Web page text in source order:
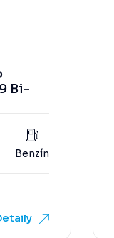
Bi-
Benzín